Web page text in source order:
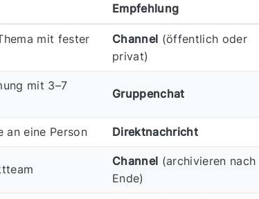
Empfehlung
mit fester
Channel (öffentlich oder
privat)
mit 3–7
Gruppenchat
an eine Person Direktnachricht
Channel (archivieren nach
Ende)